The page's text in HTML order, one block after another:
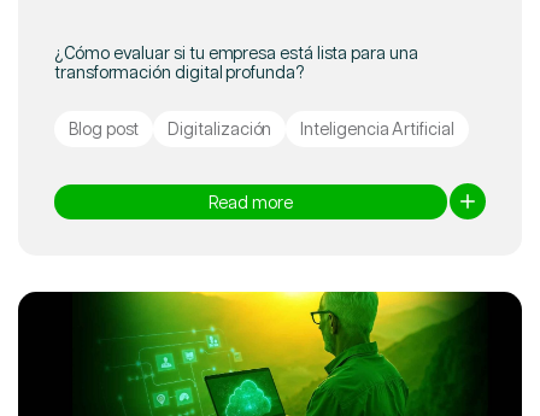
¿Cómo evaluar si tu empresa está lista para una
transformación digital profunda?
Blog post Digitalización Inteligencia Artificial
Read more